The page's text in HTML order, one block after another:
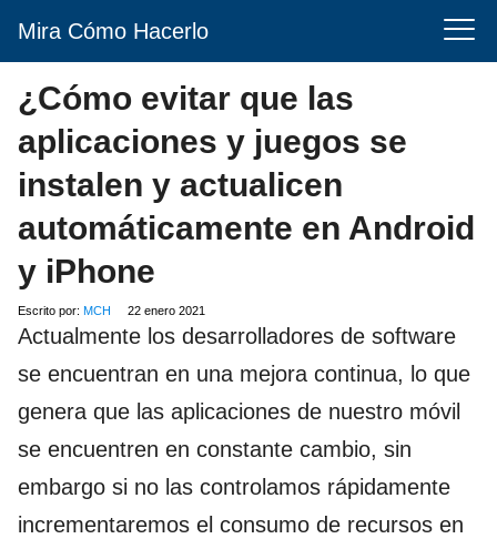
Mira Cómo Hacerlo
¿Cómo evitar que las
aplicaciones y juegos se
instalen y actualicen
automáticamente en Android
y iPhone
Escrito por: MCH 22 enero 2021
Actualmente los desarrolladores de software
se encuentran en una mejora continua, lo que
genera que las aplicaciones de nuestro móvil
se encuentren en constante cambio, sin
embargo si no las controlamos rápidamente
incrementaremos el consumo de recursos en